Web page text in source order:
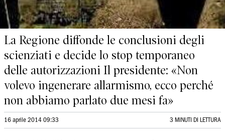
La Regione diffonde le conclusioni degli
scienziati e decide lo stop temporaneo
delle autorizzazioni Il presidente: «Non
volevo ingenerare allarmismo, ecco perché
non abbiamo parlato due mesi fa»
16 aprile 2014 09:33 3 MINUTI DI LETTURA